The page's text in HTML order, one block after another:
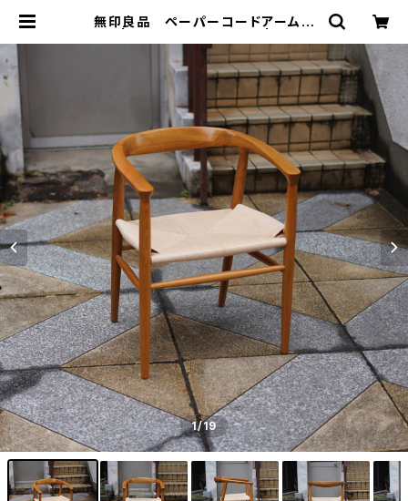
無印良品 ペーパーコードアームチ
神楽坂のリサイクルショップ・古着
1/19